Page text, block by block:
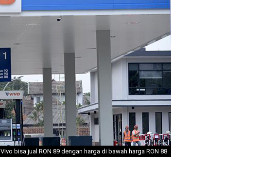
Vivo bisa jual RON 89 dengan harga di bawah harga RON 88